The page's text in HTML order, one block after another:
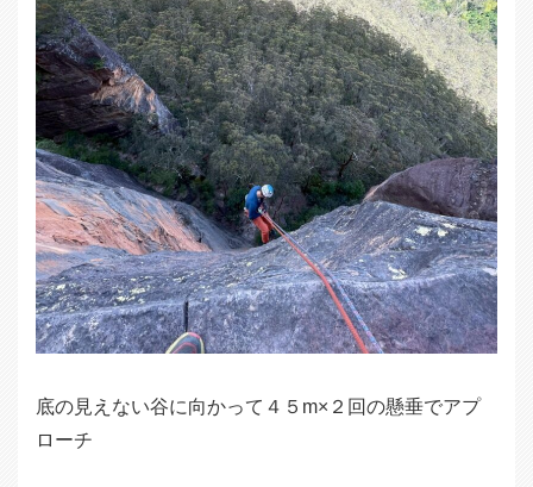
底の見えない谷に向かって４５m×２回の懸垂でアプ
ローチ